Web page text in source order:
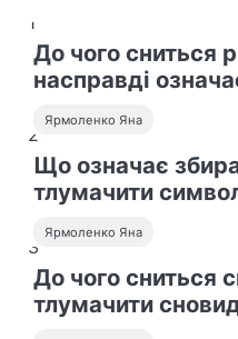
1
До чого сниться
насправді
Ярмоленко Яна
2
Що означає
тлумачити
Ярмоленко Яна
3
До чого сниться
тлумачити